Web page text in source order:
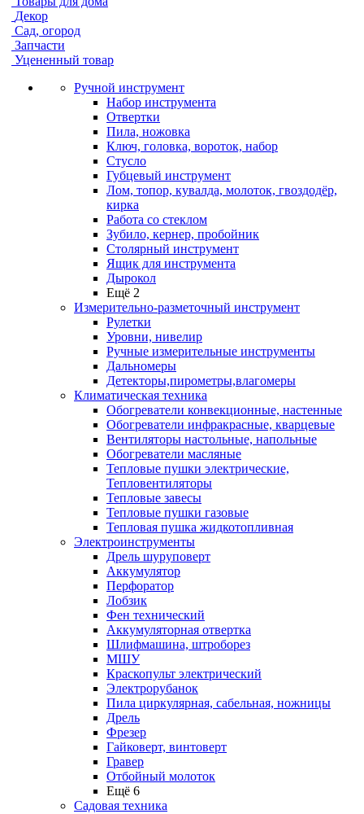
Декор
Сад, огород
Запчасти
Уцененный товар
Ручной инструмент
Набор инструмента
Отвертки
Пила, ножовка
Ключ, головка, вороток, набор
Стусло
Губцевый инструмент
Лом, топор, кувалда, молоток, гвоздодёр,
кирка
Работа со стеклом
Зубило, кернер, пробойник
Столярный инструмент
Ящик для инструмента
Дырокол
Ещё 2
Измерительно-разметочный инструмент
Рулетки
Уровни, нивелир
Ручные измерительные инструменты
Дальномеры
Детекторы,пирометры,влагомеры
Климатическая техника
Обогреватели конвекционные, настенные
Обогреватели инфракрасные, кварцевые
Вентиляторы настольные, напольные
Обогреватели масляные
Тепловые пушки электрические,
Тепловентиляторы
Тепловые завесы
Тепловые пушки газовые
Тепловая пушка жидкотопливная
Электроинструменты
Дрель шуруповерт
Аккумулятор
Перфоратор
Лобзик
Фен технический
Аккумуляторная отвертка
Шлифмашина, штроборез
МШУ
Краскопульт электрический
Электрорубанок
Пила циркулярная, сабельная, ножницы
Дрель
Фрезер
Гайковерт, винтоверт
Гравер
Отбойный молоток
Ещё 6
Садовая техника